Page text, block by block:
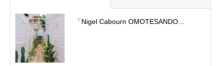
「Nigel Cabourn OMOTESANDO...